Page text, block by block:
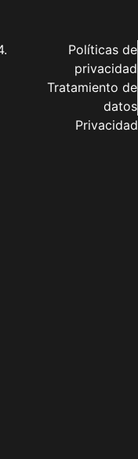
Políticas de
privacidad
Tratamiento de
datos
Privacidad